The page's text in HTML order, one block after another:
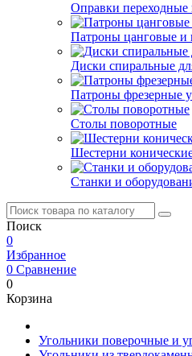
Оправки переходные
Патроны цанговые и
Диски спиральные
Патроны фрезерные
Столы поворотные
Шестерни
Станки и
Поиск
0
Избранное
0 Сравнение
0
Корзина
Угольники поверочные и